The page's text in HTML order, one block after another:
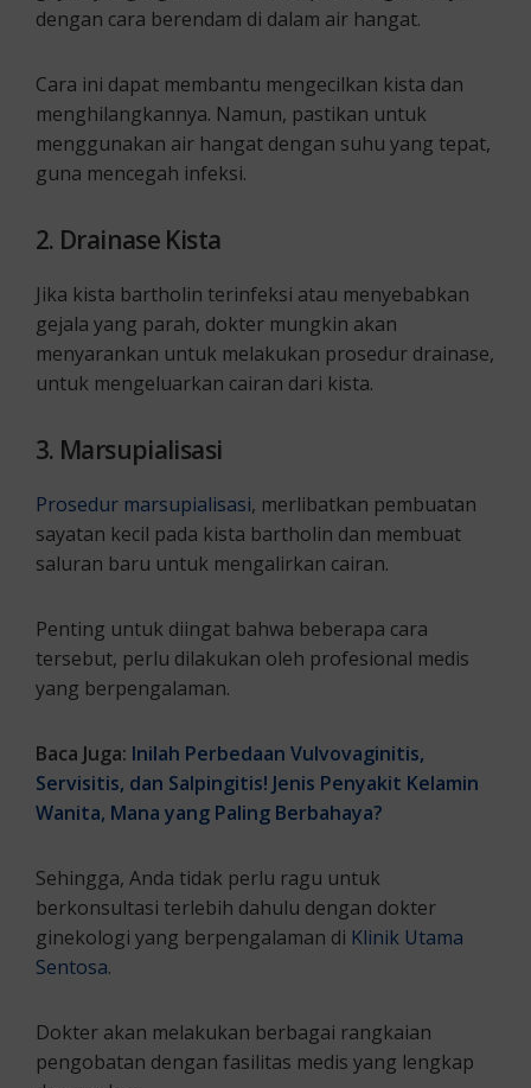
dengan cara berendam di dalam air hangat.
Cara ini dapat membantu mengecilkan kista dan
menghilangkannya. Namun, pastikan untuk
menggunakan air hangat dengan suhu yang tepat,
guna mencegah infeksi.
2. Drainase Kista
Jika kista bartholin terinfeksi atau menyebabkan
gejala yang parah, dokter mungkin akan
menyarankan untuk melakukan prosedur drainase,
untuk mengeluarkan cairan dari kista.
3. Marsupialisasi
Prosedur marsupialisasi, merlibatkan pembuatan
sayatan kecil pada kista bartholin dan membuat
saluran baru untuk mengalirkan cairan.
Penting untuk diingat bahwa beberapa cara
tersebut, perlu dilakukan oleh profesional medis
yang berpengalaman.
Baca Juga: Inilah Perbedaan Vulvovaginitis,
Servisitis, dan Salpingitis! Jenis Penyakit Kelamin
Wanita, Mana yang Paling Berbahaya?
Sehingga, Anda tidak perlu ragu untuk
berkonsultasi terlebih dahulu dengan dokter
ginekologi yang berpengalaman di Klinik Utama
Sentosa.
Dokter akan melakukan berbagai rangkaian
pengobatan dengan fasilitas medis yang lengkap